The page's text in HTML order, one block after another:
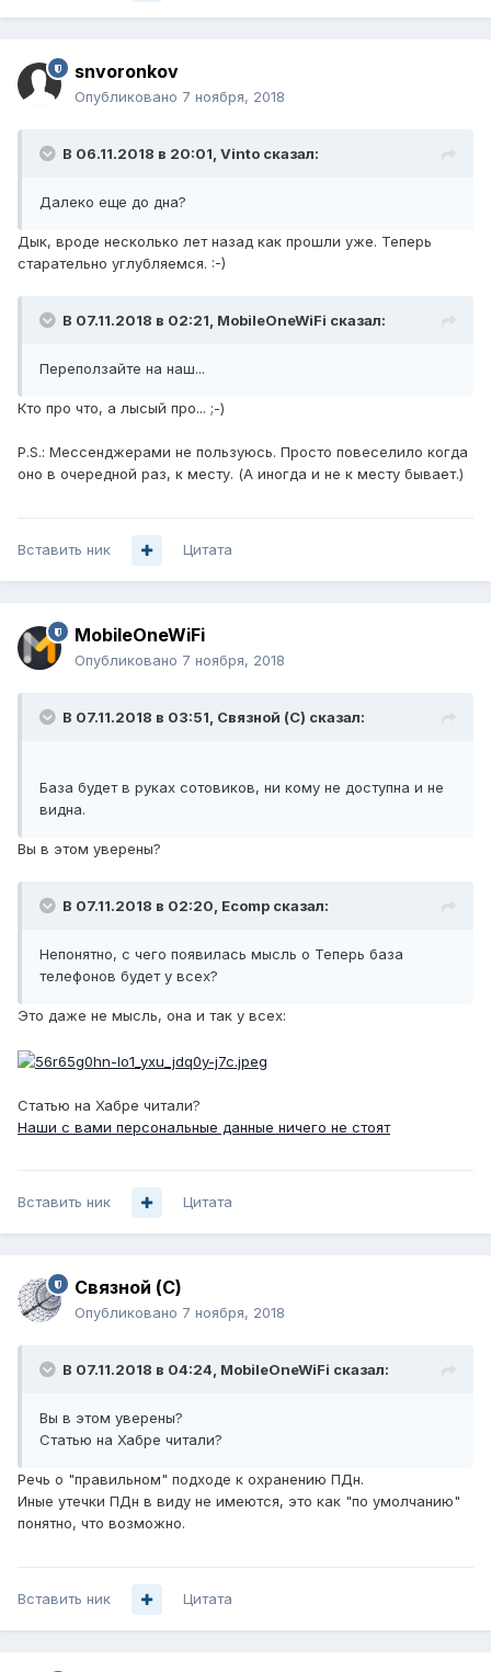
snvoronkov
Опубликовано 7 ноября, 2018
В 06.11.2018 в 20:01, Vinto сказал:
Далеко еще до дна?
Дык, вроде несколько лет назад как прошли уже. Теперь
старательно углубляемся. :-)
В 07.11.2018 в 02:21, MobileOneWiFi сказал:
Переползайте на наш...
Кто про что, а лысый про... ;-)
P.S.: Мессенджерами не пользуюсь. Просто повеселило когда
оно в очередной раз, к месту. (А иногда и не к месту бывает.)
Вставить ник Цитата
MobileOneWiFi
Опубликовано 7 ноября, 2018
В 07.11.2018 в 03:51, Связной (С) сказал:
База будет в руках сотовиков, ни кому не доступна и не
видна.
Вы в этом уверены?
В 07.11.2018 в 02:20, Ecomp сказал:
Непонятно, с чего появилась мысль о Теперь база
телефонов будет у всех?
Это даже не мысль, она и так у всех:
Статью на Хабре читали?
Наши с вами персональные данные ничего не стоят
Вставить ник Цитата
Связной (С)
Опубликовано 7 ноября, 2018
В 07.11.2018 в 04:24, MobileOneWiFi сказал:
Вы в этом уверены?
Статью на Хабре читали?
Речь о "правильном" подходе к охранению ПДн.
Иные утечки ПДн в виду не имеются, это как "по умолчанию"
понятно, что возможно.
Вставить ник Цитата